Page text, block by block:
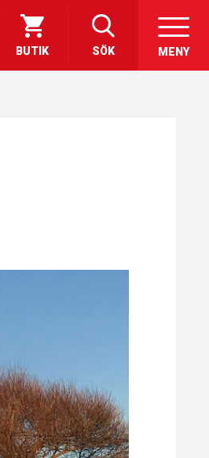
BUTIK SÖK MENY